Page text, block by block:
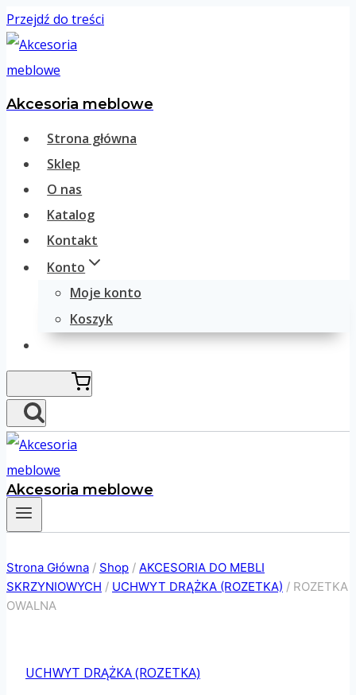
Przejdź do treści
Akcesoria meblowe
Strona główna
Sklep
O nas
Katalog
Kontakt
Konto
Moje konto
Koszyk
Akcesoria meblowe
Strona Główna / Shop / AKCESORIA DO MEBLI
SKRZYNIOWYCH / UCHWYT DRĄŻKA (ROZETKA) / ROZETKA
OWALNA
UCHWYT DRĄŻKA (ROZETKA)